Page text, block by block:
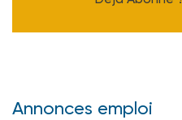
Annonces emploi